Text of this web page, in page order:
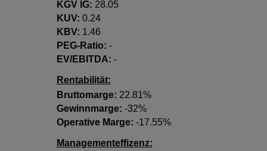
KGV lG: 28.05
KUV: 0.24
KBV: 1.46
PEG-Ratio: -
EV/EBITDA: -
Rentabilität:
Bruttomarge: 22.81%
Gewinnmarge: -32%
Operative Marge: -17.55%
Managementeffizenz: